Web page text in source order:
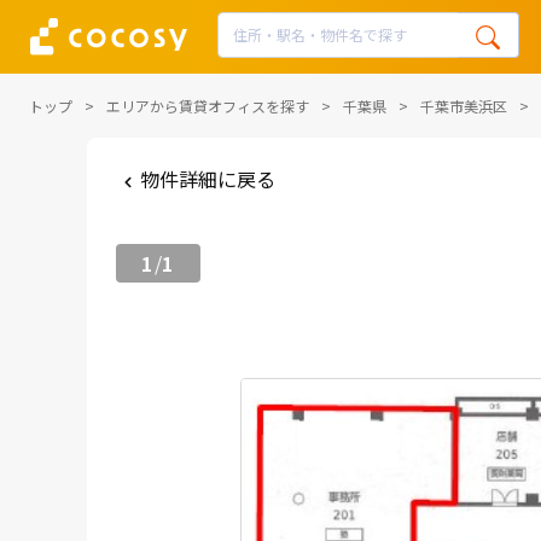
トップ エリアから賃貸オフィスを探す 千葉県 千葉市美浜区
物件詳細に戻る
1/1